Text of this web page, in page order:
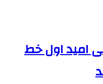
امید اول خط